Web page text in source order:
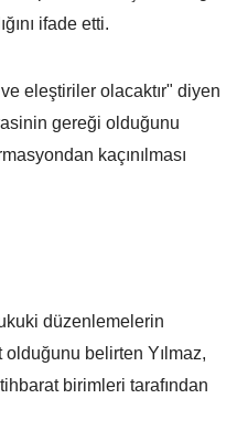
ifade etti.
eleştiriler olacaktır" diyen
gereği olduğunu
kaçınılması
düzenlemelerin
belirten Yılmaz,
birimleri tarafından